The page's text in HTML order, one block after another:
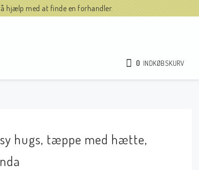
hjælp med at finde en forhandler.
0 INDKØBSKURV
hugs, tæppe med hætte,